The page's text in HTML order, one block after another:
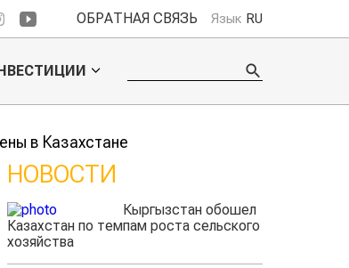
ОБРАТНАЯ СВЯЗЬ Язык RU
в Казахстане
НОВОСТИ
Кыргызстан обошел
Казахстан по темпам роста сельского
хозяйства
фермеры